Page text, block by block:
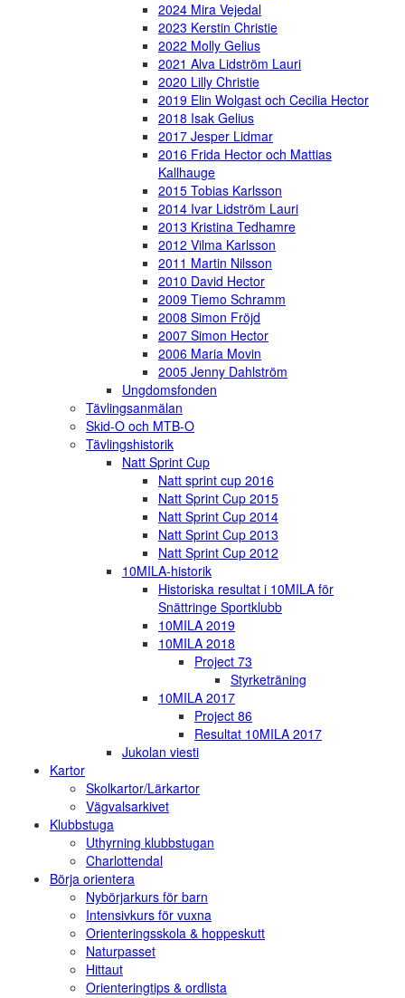
2024 Mira Vejedal
2023 Kerstin Christie
2022 Molly Gelius
2021 Alva Lidström Lauri
2020 Lilly Christie
2019 Elin Wolgast och Cecilia Hector
2018 Isak Gelius
2017 Jesper Lidmar
2016 Frida Hector och Mattias
Kallhauge
2015 Tobias Karlsson
2014 Ivar Lidström Lauri
2013 Kristina Tedhamre
2012 Vilma Karlsson
2011 Martin Nilsson
2010 David Hector
2009 Tiemo Schramm
2008 Simon Fröjd
2007 Simon Hector
2006 Maria Movin
2005 Jenny Dahlström
Ungdomsfonden
Tävlingsanmälan
Skid-O och MTB-O
Tävlingshistorik
Natt Sprint Cup
Natt sprint cup 2016
Natt Sprint Cup 2015
Natt Sprint Cup 2014
Natt Sprint Cup 2013
Natt Sprint Cup 2012
10MILA-historik
Historiska resultat i 10MILA för
Snättringe Sportklubb
10MILA 2019
10MILA 2018
Project 73
Styrketräning
10MILA 2017
Project 86
Resultat 10MILA 2017
Jukolan viesti
Kartor
Skolkartor/Lärkartor
Vägvalsarkivet
Klubbstuga
Uthyrning klubbstugan
Charlottendal
Börja orientera
Nybörjarkurs för barn
Intensivkurs för vuxna
Orienteringsskola & hoppeskutt
Naturpasset
Hittaut
Orienteringtips & ordlista